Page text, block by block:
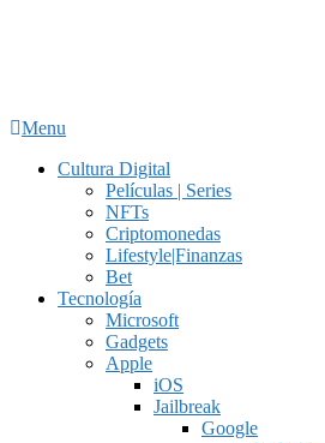
Menu
Cultura Digital
Películas | Series
NFTs
Criptomonedas
Lifestyle|Finanzas
Bet
Tecnología
Microsoft
Gadgets
Apple
iOS
Jailbreak
Google